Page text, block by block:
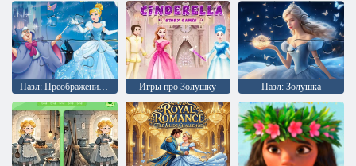
Пазл: Преображение Золушки Игры про Золушку Пазл: Золушка